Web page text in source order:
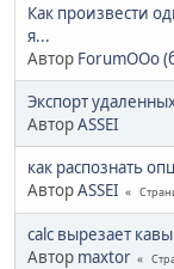
Как произвести
я...
Автор ForumOOo
Экспорт
АвторASSEI
как распознать
АвторASSEI
calc вырезает
Автор maxtor